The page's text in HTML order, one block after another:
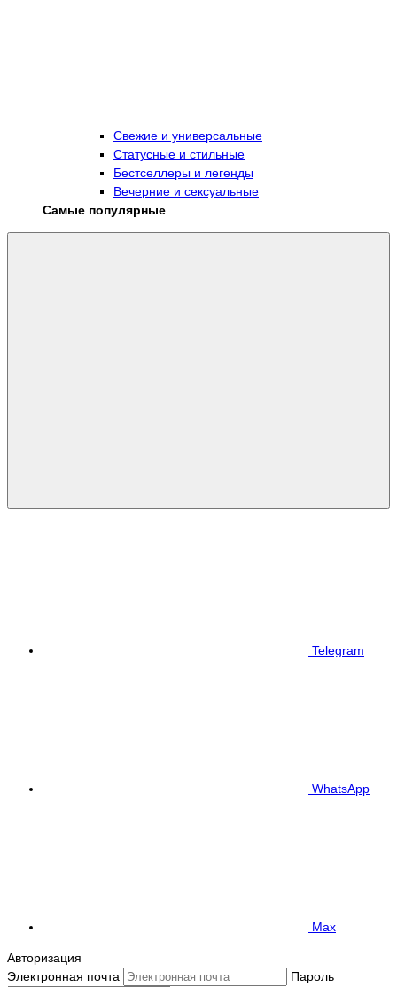
Свежие и универсальные
Статусные и стильные
Бестселлеры и легенды
Вечерние и сексуальные
Самые популярные
Telegram
WhatsApp
Max
Авторизация
Электронная почта
Пароль